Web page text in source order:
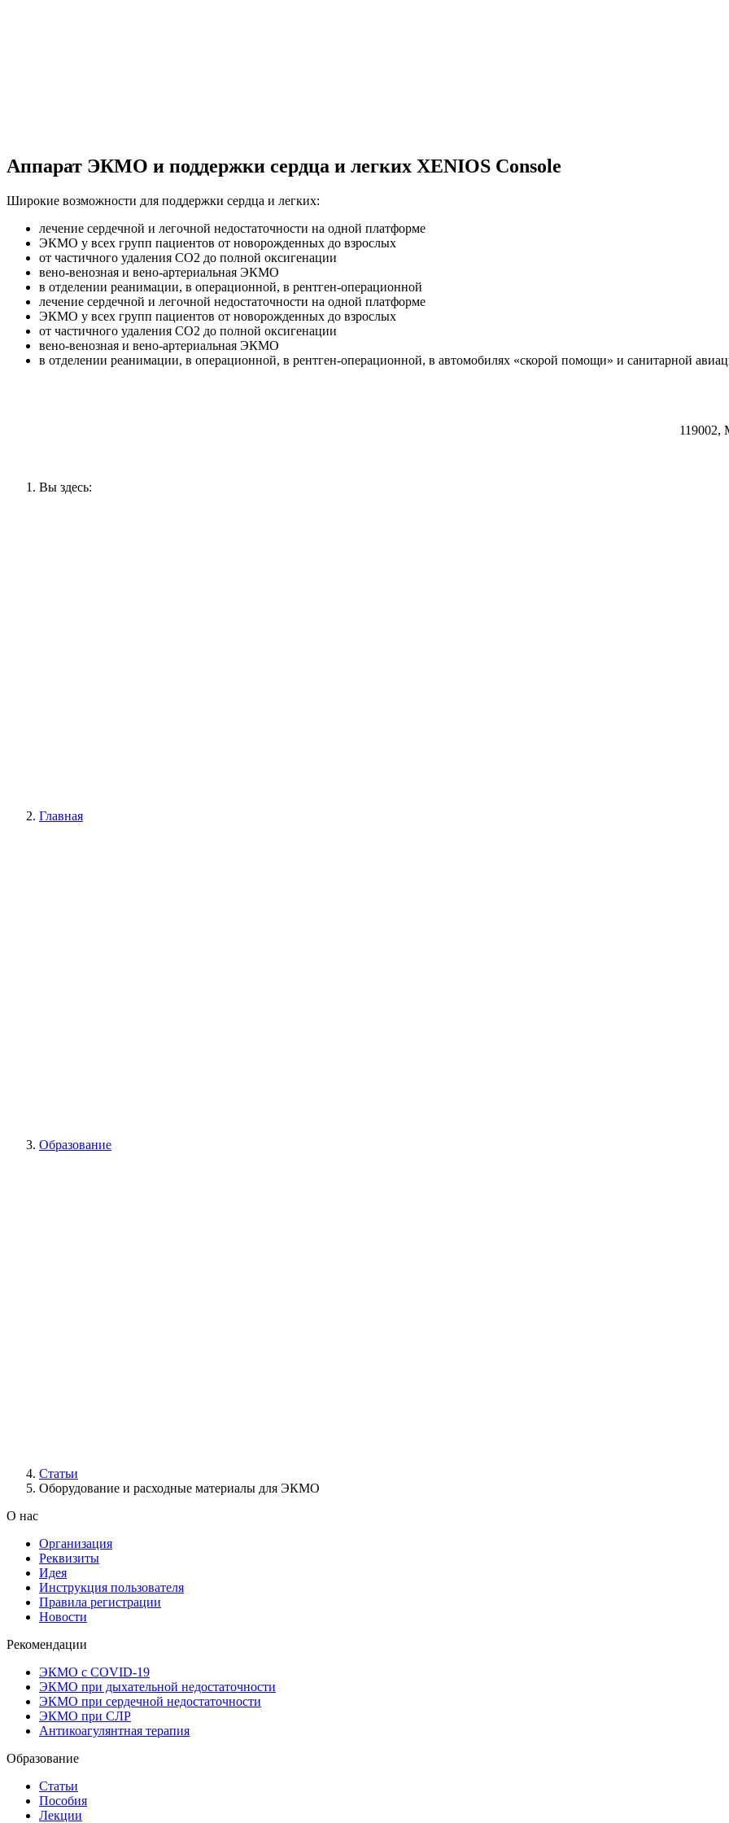
Аппарат ЭКМО и поддержки сердца и легких XENIOS Console
Широкие возможности для поддержки сердца и легких:
лечение сердечной и легочной недостаточности на одной платформе
ЭКМО у всех групп пациентов от новорожденных до взрослых
от частичного удаления СО2 до полной оксигенации
вено-венозная и вено-артериальная ЭКМО
в отделении реанимации, в операционной, в рентген-операционной
лечение сердечной и легочной недостаточности на одной платформе
ЭКМО у всех групп пациентов от новорожденных до взрослых
от частичного удаления СО2 до полной оксигенации
вено-венозная и вено-артериальная ЭКМО
в отделении реанимации, в операционной, в рентген-операционной, в автомобилях «скорой помощи» и санитарной
119002,
Вы здесь:
Главная
Образование
Статьи
Оборудование и расходные материалы для ЭКМО
О нас
Организация
Реквизиты
Идея
Инструкция пользователя
Правила регистрации
Новости
Рекомендации
ЭКМО с COVID-19
ЭКМО при дыхательной недостаточности
ЭКМО при сердечной недостаточности
ЭКМО при СЛР
Антикоагулянтная терапия
Образование
Статьи
Пособия
Лекции